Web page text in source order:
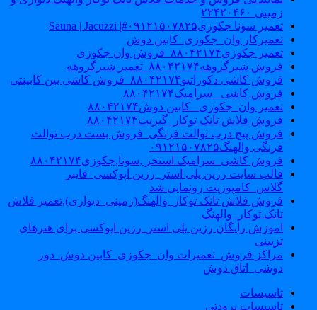
زمینی ۲۲۴۲۰۴۶۰
تعمیر سونا جکوزی۰۹۱۲۱۵۰۷۸۲۵#| Sauna | Jacuzzi
تعمیرکار وان_جکوزی_کابین دوش
تعمیر جکوزی۸۸۰۴۲۱۷۴_فروش وان جکوزی
فروش شیرگروهه۸۸۰۴۲۱۷۴_تعمیر شیرگروهه
فروش کاشی دکوراتیو۸۸۰۴۲۱۷۴_فروش کاشی بین کابینتی
فروش کاشی _سرامیک۸۸۰۴۲۱۷۴
تعمیر وان_جکوزی_ کابین دوش۸۸۰۴۲۱۷۴
فروش فلاش تانک توکار_گبریت۸۸۰۴۲۱۷۴
فروش پیچ درب توالت فرنگی_فروش بست درب توالت
فرنگی والهنگ۰۹۱۲۱۵۰۷۸۲۵
فروش کاشی_سرامیک استخر ,سونا,جکوزی۸۸۰۴۲۱۷۴
قالب سایت رزین پلی استر_رزین اپوکسی_فایبر
گلاس_کامپوزیت رونمایی شد
فروش فلاش تانک توکار_والهنگ(زمینی_دیواری),تعمیر فلاش
تانک توکار_والهنگ
اموزش رایگان رزین پلی استر_رزین اپوکسی برای هنرهای
تزیینی
مراکز فروش_تعمیرات وان_جکوزی_کابین دوش_دور
دوشی_اتاق دوش
تاسیسات
تاسیسات برودتی